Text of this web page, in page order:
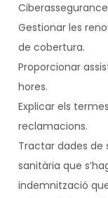
Gestionar les
de cobertura.
Proporcionar
hores.
Explicar els
reclamacions.
Tractar dades de
sanitària que
indemnització